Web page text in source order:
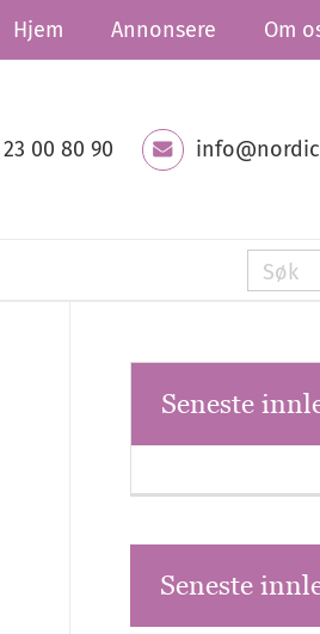
Hjem Annonsere Om
23 00 80 90
Seneste
Seneste